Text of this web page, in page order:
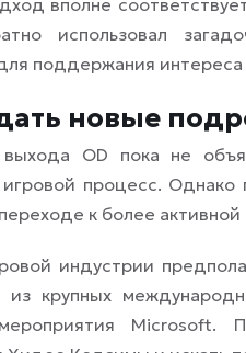
вполне
использовал
поддержания интереса
новые
OD пока не
процесс. Однако
к более
индустрии
крупных
Microsoft.